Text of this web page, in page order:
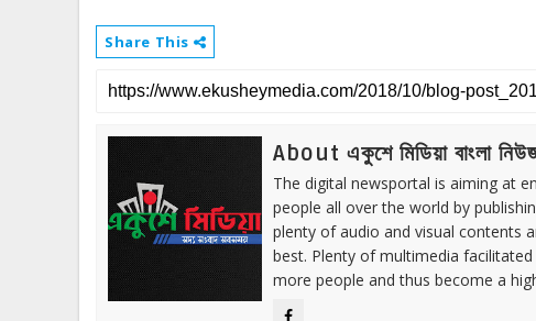
Share This
About একুশে মিডিয়া বাংলা
The digital newsportal is aiming at
people all over the world by
plenty of audio and visual contents
best. Plenty of multimedia
more people and thus become a